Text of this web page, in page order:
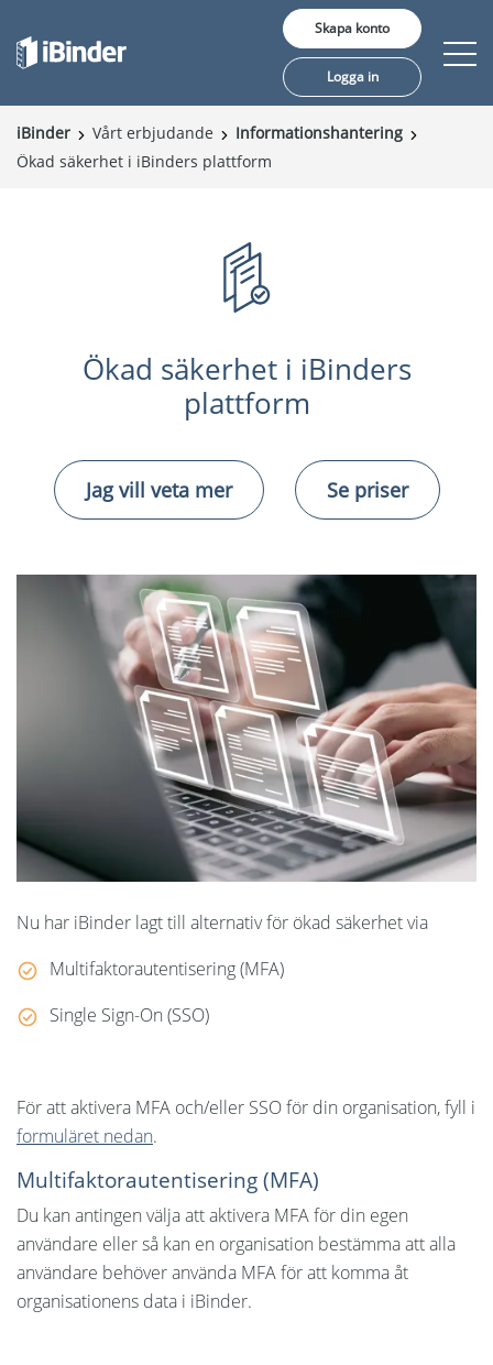
Erbjudande
Om oss
Språk:
Dansk
Norsk
Nederlands
Polski
Suomi
United States
Spanska
Skapa konto
Logga in
iBinder Vårt erbjudande
Informationshantering
Ökad säkerhet i iBinders plattform
Ökad säkerhet i iBinders
plattform
Jag vill veta mer Se priser
Nu har iBinder lagt till alternativ för ökad säkerhet via
Multifaktorautentisering (MFA)
Single Sign-On (SSO)
För att aktivera MFA och/eller SSO för din organisation, fyll i
formuläret nedan.
Multifaktorautentisering (MFA)
Du kan antingen välja att aktivera MFA för din egen
användare eller så kan en organisation bestämma att alla
användare behöver använda MFA för att komma åt
organisationens data i iBinder.